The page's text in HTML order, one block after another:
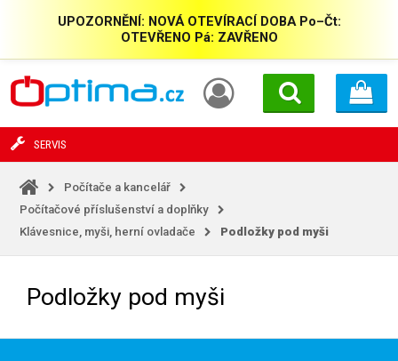
UPOZORNĚNÍ: NOVÁ OTEVÍRACÍ DOBA Po–Čt:
OTEVŘENO Pá: ZAVŘENO
SERVIS
Počítače a kancelář
Počítačové příslušenství a doplňky
Klávesnice, myši, herní ovladače
Podložky pod myši
Podložky pod myši